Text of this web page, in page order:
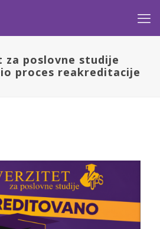
za poslovne studije
proces reakreditacije